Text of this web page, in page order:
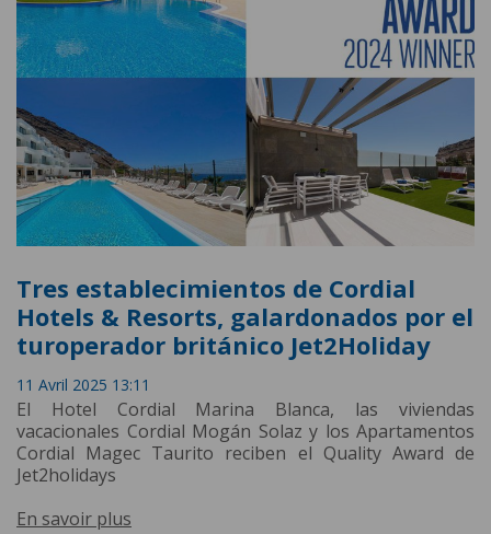
Tres establecimientos de Cordial
Hotels & Resorts, galardonados por el
turoperador británico Jet2Holiday
11 Avril 2025 13:11
El Hotel Cordial Marina Blanca, las viviendas
vacacionales Cordial Mogán Solaz y los Apartamentos
Cordial Magec Taurito reciben el Quality Award de
Jet2holidays
En savoir plus